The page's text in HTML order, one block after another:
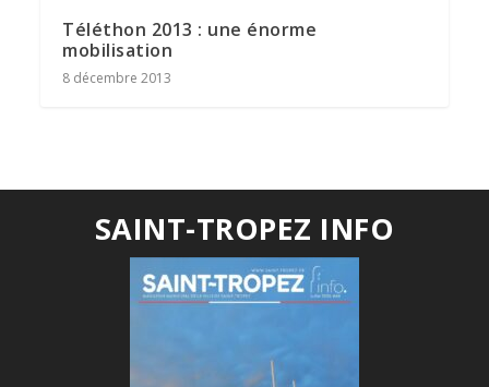
Téléthon 2013 : une énorme
mobilisation
8 décembre 2013
SAINT-TROPEZ INFO